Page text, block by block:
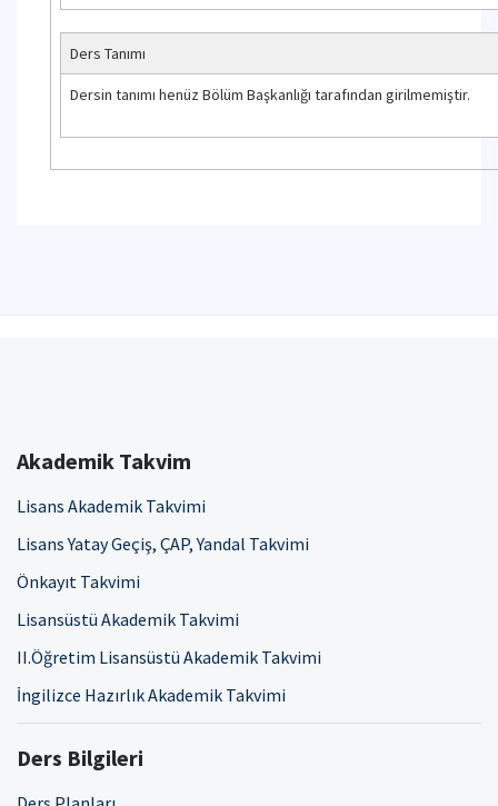
Ders Tanımı
Dersin tanımı henüz Bölüm Başkanlığı tarafından girilmemiştir.
Akademik Takvim
Lisans Akademik Takvimi
Lisans Yatay Geçiş, ÇAP, Yandal Takvimi
Önkayıt Takvimi
Lisansüstü Akademik Takvimi
II.Öğretim Lisansüstü Akademik Takvimi
İngilizce Hazırlık Akademik Takvimi
Ders Bilgileri